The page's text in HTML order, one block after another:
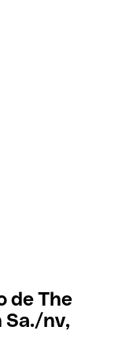
de The
Sa./nv,